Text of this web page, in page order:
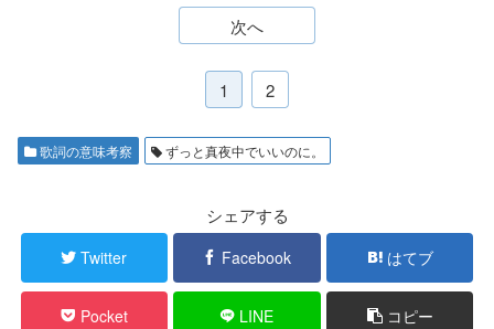
次へ
1 2
歌詞の意味考察 ずっと真夜中でいいのに。
シェアする
Twitter Facebook はてブ
Pocket LINE コピー